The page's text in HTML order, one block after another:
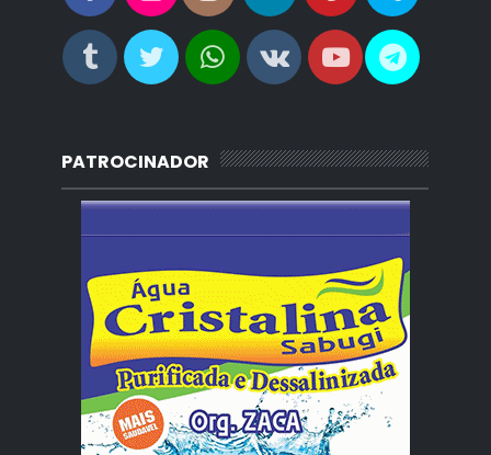
PATROCINADOR